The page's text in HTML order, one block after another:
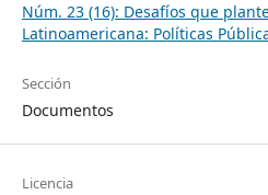
Núm. 23 (16): Desafíos que
Latinoamericana: Políticas
Sección
Documentos
Licencia